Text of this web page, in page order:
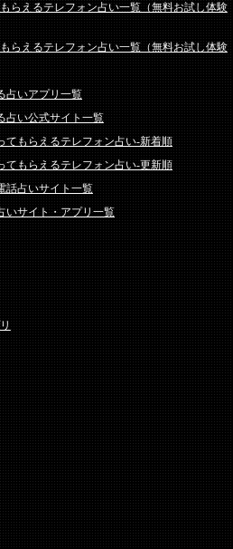
らえるテレフォン占い一覧（無料お試し体験
らえるテレフォン占い一覧（無料お試し体験
占いアプリ一覧
占い公式サイト一覧
てもらえるテレフォン占い-新着順
てもらえるテレフォン占い-更新順
話占いサイト一覧
いサイト・アプリ一覧